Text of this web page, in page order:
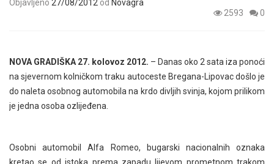
Objavljeno 27/08/2012 od Novagra
2593
0
NOVA GRADIŠKA 27. kolovoz 2012. – Danas oko 2 sata iza ponoći
na sjevernom kolničkom traku autoceste Bregana-Lipovac došlo je
do naleta osobnog automobila na krdo divljih svinja, kojom prilikom
je jedna osoba ozlijeđena.
Osobni automobil Alfa Romeo, bugarski nacionalnih oznaka